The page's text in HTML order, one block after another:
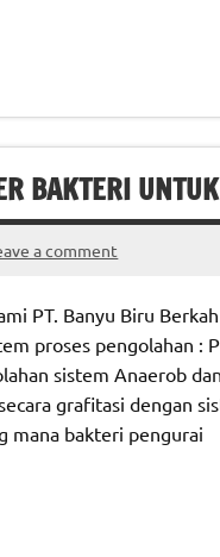
BAKTERI
a comment
PT. Banyu Biru
proses pengolahan :
sistem Anaerob
grafitasi dengan
mana bakteri pengurai